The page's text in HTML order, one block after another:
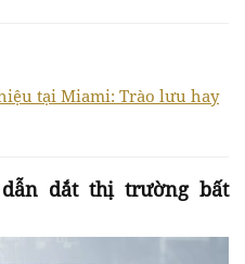
tại Miami: Trào lưu hay
dắt thị trường bất